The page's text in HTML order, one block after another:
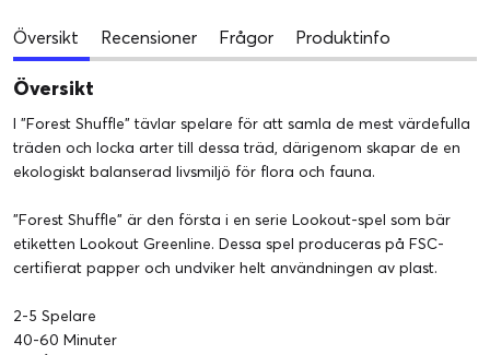
Översikt Recensioner Frågor Produktinfo
Översikt
I "Forest Shuffle" tävlar spelare för att samla de mest värdefulla
träden och locka arter till dessa träd, därigenom skapar de en
ekologiskt balanserad livsmiljö för flora och fauna.
"Forest Shuffle" är den första i en serie Lookout-spel som bär
etiketten Lookout Greenline. Dessa spel produceras på FSC-
certifierat papper och undviker helt användningen av plast.
2-5 Spelare
40-60 Minuter